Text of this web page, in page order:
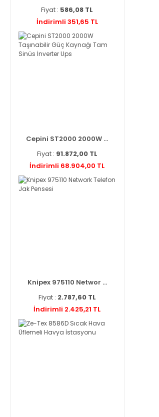
Fiyat : 586,08 TL
İndirimli 351,65 TL
Cepini ST2000 2000W ...
Fiyat : 91.872,00 TL
İndirimli 68.904,00 TL
Knipex 975110 Networ ...
Fiyat : 2.787,60 TL
İndirimli 2.425,21 TL